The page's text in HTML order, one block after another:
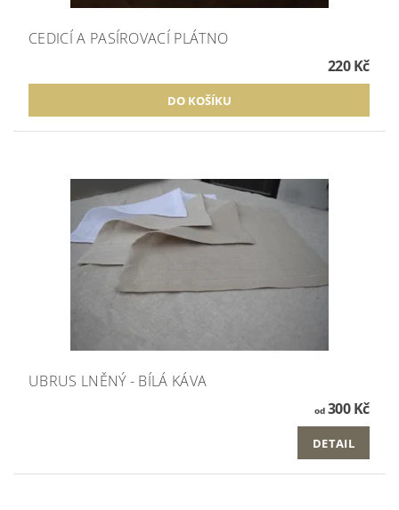
CEDICÍ A PASÍROVACÍ PLÁTNO
220 Kč
UBRUS LNĚNÝ - BÍLÁ KÁVA
od300 Kč
DETAIL